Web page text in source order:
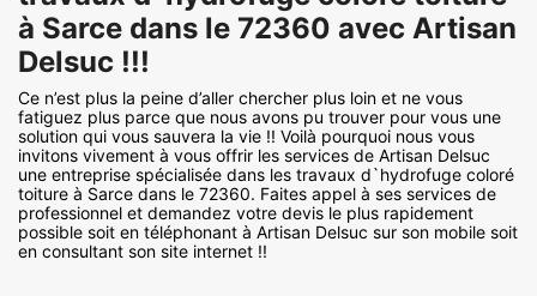
à Sarce dans le 72360 avec Artisan
Delsuc !!!
Ce n’est plus la peine d’aller chercher plus loin et ne vous
fatiguez plus parce que nous avons pu trouver pour vous une
solution qui vous sauvera la vie !! Voilà pourquoi nous vous
invitons vivement à vous offrir les services de Artisan Delsuc
une entreprise spécialisée dans les travaux d`hydrofuge coloré
toiture à Sarce dans le 72360. Faites appel à ses services de
professionnel et demandez votre devis le plus rapidement
possible soit en téléphonant à Artisan Delsuc sur son mobile soit
en consultant son site internet !!